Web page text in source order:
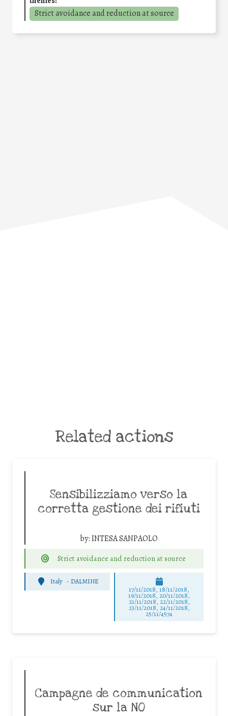
Strict avoidance and reduction at source
Related actions
Sensibilizziamo verso la
corretta gestione dei rifiuti
by:INTESA SANPAOLO
Strict avoidance and reduction at source
Italy - DALMINE
17/11/2018, 18/11/2018,
19/11/2018, 20/11/2018,
21/11/2018, 22/11/2018,
23/11/2018, 24/11/2018,
25/11/4574
Campagne de communication
sur la NO